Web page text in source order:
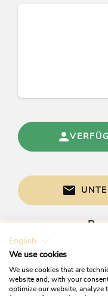
Betriebsart
Ländliche
Links
Homepage
English
We use cookies
We use cookies that are
website and, with your
optimize our website, analyze